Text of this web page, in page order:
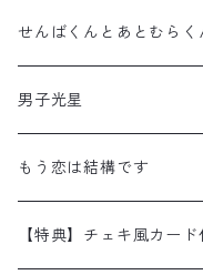
【特典】チェキ風カー
ポストカード
【特典】チェキ風カー
缶バッジ
ポストカード
【特典】チェキ風カー
ステッカー
缶バッジ
ポストカード
【特典】チェキ風カー
アクリルスタンド
ステッカー
缶バッジ
ポストカード
せんばくんとあとむらく
アクリルスタンド
ステッカー
缶バッジ
男子光星
アクリルスタンド
ステッカー
もう恋は結構です
アクリルスタンド
【特典】チェキ風カー